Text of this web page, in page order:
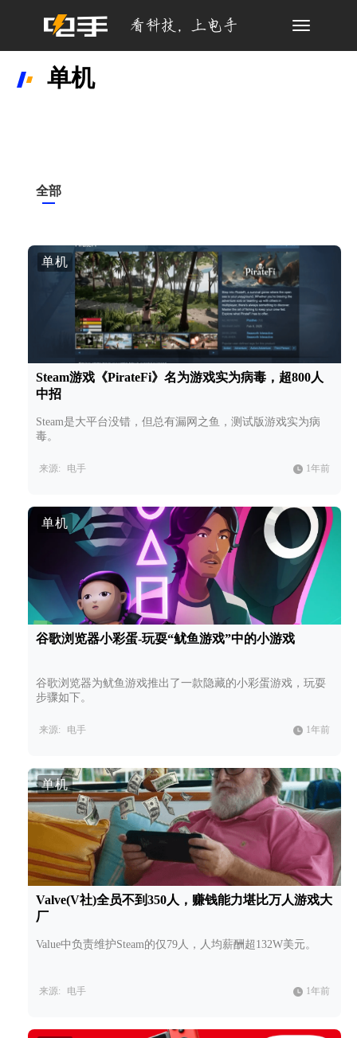
Toggle
单机
全部
单机
Steam游戏《PirateFi》名为游戏实为病毒，超800人
中招
Steam是大平台没错，但总有漏网之鱼，测试版游戏实为病
毒。
来源: 电手 1年前
单机
谷歌浏览器小彩蛋-玩耍“鱿鱼游戏”中的小游戏
谷歌浏览器为鱿鱼游戏推出了一款隐藏的小彩蛋游戏，玩耍
步骤如下。
来源: 电手 1年前
单机
Valve(V社)全员不到350人，赚钱能力堪比万人游戏大
厂
Value中负责维护Steam的仅79人，人均薪酬超132W美元。
来源: 电手 1年前